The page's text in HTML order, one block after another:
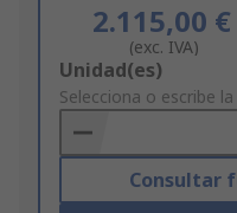
2.115,00 €
(exc. IVA)
Add
to
Basket
Unidad(es)
Selecciona o escribe
Consultar